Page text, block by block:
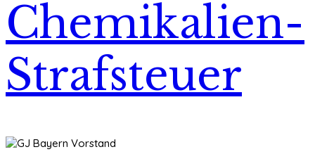
Chemikalien-
Strafsteuer